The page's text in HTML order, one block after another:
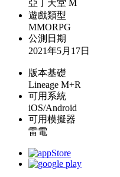
亞丁天堂 M
遊戲類型
MMORPG
公測日期
2021年5月17日
版本基礎
Lineage M+R
可用系統
iOS/Android
可用模擬器
雷電